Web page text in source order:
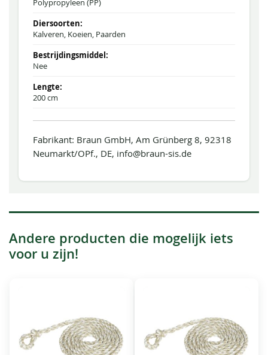
Polypropyleen (PP)
Kalveren, Koeien, Paarden
Nee
200 cm
Fabrikant: Braun GmbH, Am Grünberg 8, 92318
Neumarkt/OPf., DE, info@braun-sis.de
Andere producten die mogelijk iets
voor u zijn!